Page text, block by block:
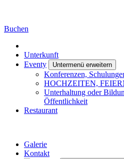
Buchen
Unterkunft
Eventy
Untermenü erweitern
Konferenzen,
HOCHZEITEN,
Unterhaltung oder
Öffentlichkeit
Restaurant
Galerie
Kontakt